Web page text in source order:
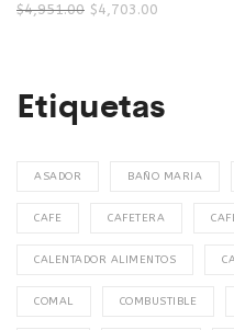
$4,951.00 $4,703.00
Etiquetas
ASADOR BAÑO MARIA
CAFE CAFETERA
CALENTADOR ALIMENTOS
COMAL COMBUSTIBLE